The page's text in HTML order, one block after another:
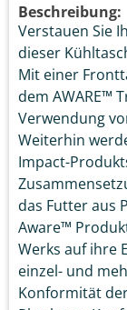
Beschreibung:
Verstauen Sie
dieser
Mit einer
dem AWARE™
Verwendung
Weiterhin
Impact-
das Futter aus
Aware™
Werks auf ihre
einzel- und
Konformität